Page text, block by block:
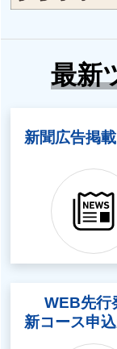
最新
新聞広告掲
WEB先行
新コース申